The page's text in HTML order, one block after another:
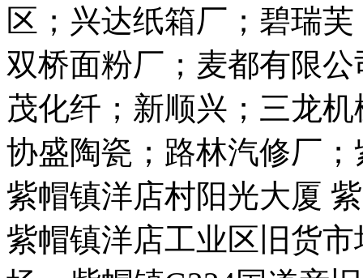
区；兴达纸箱厂；碧瑞
双桥面粉厂；麦都有限
茂化纤；新顺兴；三龙
协盛陶瓷；路林汽修厂
紫帽镇洋店村阳光大厦
紫帽镇洋店工业区旧货